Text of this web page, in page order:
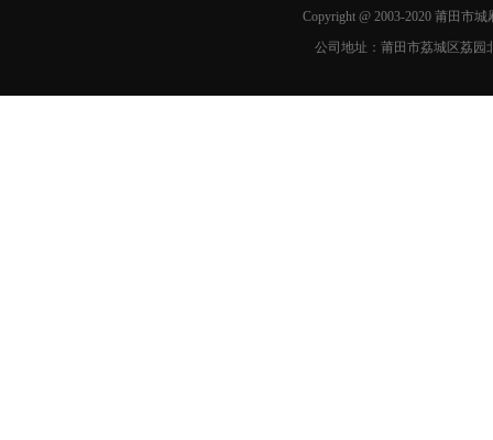
Copyright @ 2003-2020 莆田市
公司地址：莆田市荔城区荔